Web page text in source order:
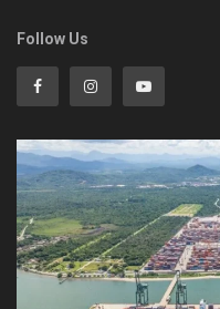
Follow Us